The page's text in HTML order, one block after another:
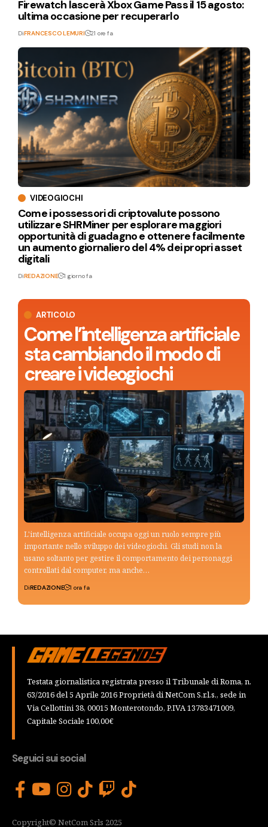
ARTICOLO
Come l’intelligenza artificiale
sta cambiando il modo di
creare i videogiochi
L'intelligenza artificiale occupa oggi un ruolo sempre più
importante nello sviluppo dei videogiochi. Gli studi non la
usano soltanto per gestire il comportamento dei personaggi
controllati dal computer, ma anche…
DiREDAZIONE 1 ora fa
Firewatch lascerà Xbox Game Pass il 15 agosto:
ultima occasione per recuperarlo
DiFRANCESCO LEMURI 21 ore fa
VIDEOGIOCHI
Come i possessori di criptovalute possono
utilizzare SHRMiner per esplorare maggiori
opportunità di guadagno e ottenere facilmente
un aumento giornaliero del 4% dei propri asset
digitali
DiREDAZIONE 1 giorno fa
Testata giornalistica registrata presso il Tribunale di Roma, n.
63/2016 del 5 Aprile 2016 Proprietà di NetCom S.r.l.s., sede in
Via Cellottini 38, 00015 Monterotondo, P.IVA 13783471009,
Capitale Sociale 100,00€
Seguici sui social
Copyright© NetCom Srls 2025